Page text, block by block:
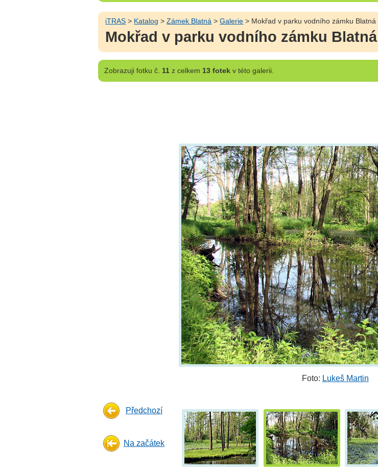
iTRAS > Katalog >Zámek Blatná >Galerie > Mokřad v parku vodního zámku Blatná
Mokřad v parku vodního zámku Blatná
Zobrazujifotku č. 11z celkem 13 fotekv této galerii.
Foto: Lukeš Martin
Předchozí
Na začátek